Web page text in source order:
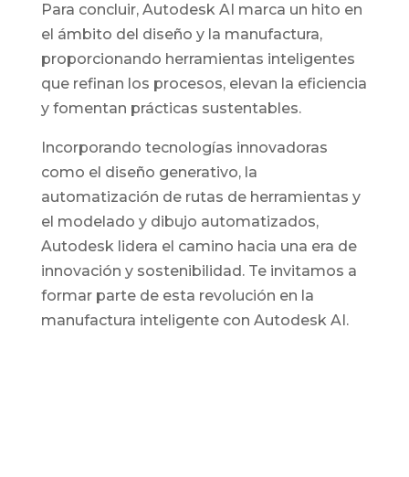
Para concluir, Autodesk AI marca un hito en
el ámbito del diseño y la manufactura,
proporcionando herramientas inteligentes
que refinan los procesos, elevan la eficiencia
y fomentan prácticas sustentables.
Incorporando tecnologías innovadoras
como el diseño generativo, la
automatización de rutas de herramientas y
el modelado y dibujo automatizados,
Autodesk lidera el camino hacia una era de
innovación y sostenibilidad. Te invitamos a
formar parte de esta revolución en la
manufactura inteligente con Autodesk AI.